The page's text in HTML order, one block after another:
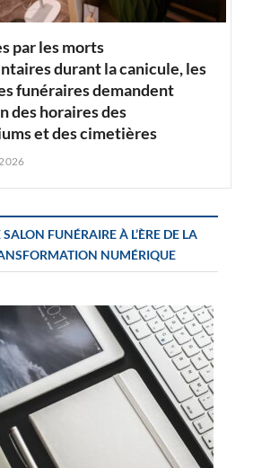
par les morts
durant la canicule, les
funéraires demandent
des horaires des
et des cimetières
FUNÉRAIRE À L’ÈRE DE LA
NUMÉRIQUE